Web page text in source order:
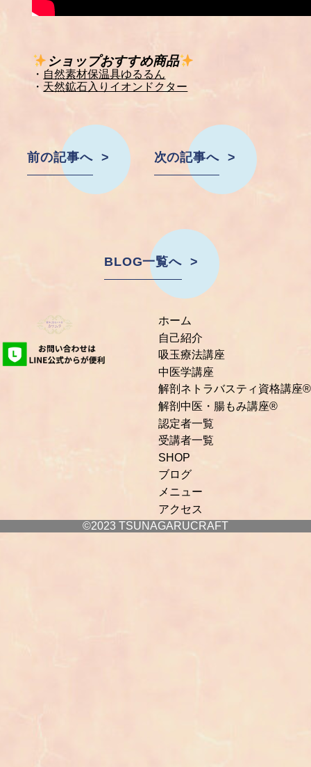
ショップおすすめ商品
・ 自然素材保温具ゆるるん
・ 天然鉱石入りイオンドクター
前の記事へ 次の記事へ
BLOG一覧へ
ホーム
自己紹介
吸玉療法講座
中医学講座
解剖ネトラバスティ資格講座®
解剖中医・腸もみ講座®
認定者一覧
受講者一覧
SHOP
ブログ
メニュー
アクセス
©2023 TSUNAGARUCRAFT